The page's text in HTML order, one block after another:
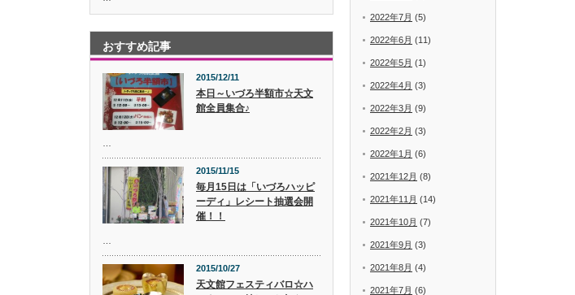
おすすめ記事
2015/12/11
本日～いづろ半額市☆天文
館全員集合♪
2015/11/15
毎月15日は「いづろハッピ
ーディ」レシート抽選会開
催！！
2015/10/27
天文館フェスティバロ☆ハ
2022年7月 (5)
2022年6月 (11)
2022年5月 (1)
2022年4月 (3)
2022年3月 (9)
2022年2月 (3)
2022年1月 (6)
2021年12月 (8)
2021年11月 (14)
2021年10月 (7)
2021年9月 (3)
2021年8月 (4)
2021年7月 (6)